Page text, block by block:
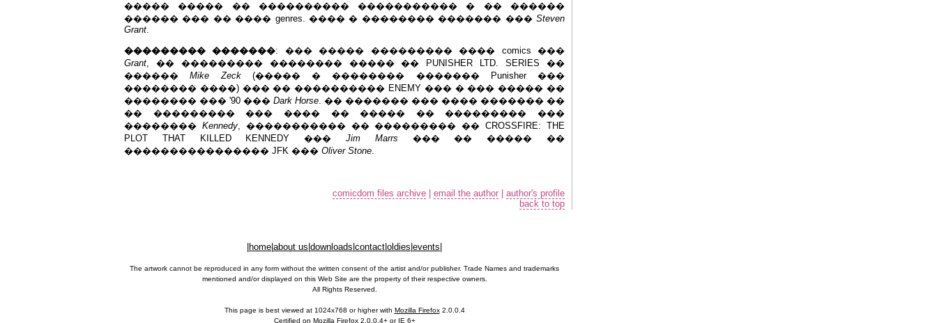
����� ����� �� ���������� ����������� � �� ������
������ ��� �� ���� genres. ���� � �������� ������� ��� Steven
Grant.
��������� �������: ��� ����� ��������� ���� comics ���
Grant, �� ��������� �������� ����� �� PUNISHER LTD. SERIES ��
������Mike Zeck(����� � �������� ������� Punisher ���
�������� ����) ��� �� ���������� ENEMY ��� � ��� ����� ��
�������� ��� '90 ��� Dark Horse. �� ������� ��� ���� ������� ��
�� ��������� ��� ���� �� ����� �� ��������� ���
�������� Kennedy, ����������� �� ��������� �� CROSSFIRE: THE
PLOT THAT KILLED KENNEDY ��� Jim Marrs ��� �� ����� ��
���������������� JFK ��� Oliver Stone.
comicdom files archive email the author
author's profile
back to top
home about us downloads contact oldies events
The artwork cannot be reproduced in any form without the written consent of the artist and/or publisher. Trade Names and trademarks
mentioned and/or displayed on this Web Site are the property of their respective owners.
All Rights Reserved.
This page is best viewed at 1024x768 or higher with Mozilla Firefox2.0.0.4
Certified on Mozilla Firefox2.0.0.4+ or IE 6+